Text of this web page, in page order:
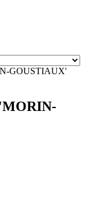
GOUSTIAUX'
'MORIN-